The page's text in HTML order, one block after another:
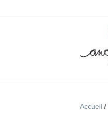
Accueil /